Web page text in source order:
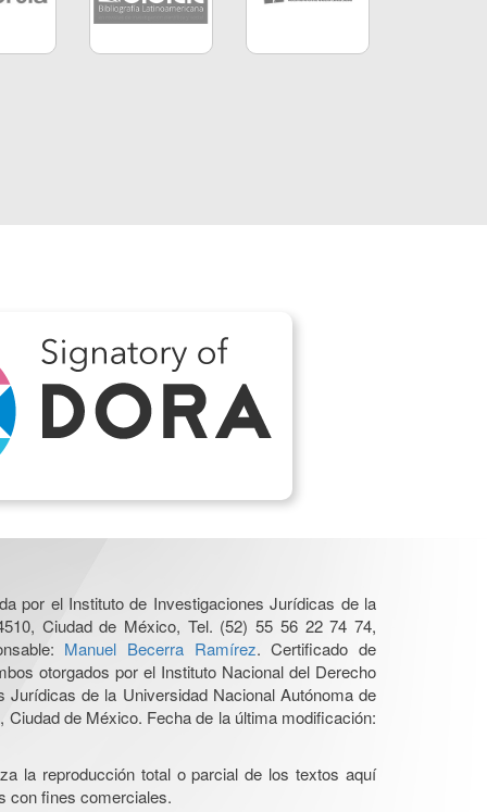
por el Instituto de Investigaciones Jurídicas de la
Ciudad de México, Tel. (52) 55 56 22 74 74,
Manuel Becerra Ramírez. Certificado de
otorgados por el Instituto Nacional del Derecho
de la Universidad Nacional Autónoma de
de México. Fecha de la última modificación:
la reproducción total o parcial de los textos aquí
con fines comerciales.